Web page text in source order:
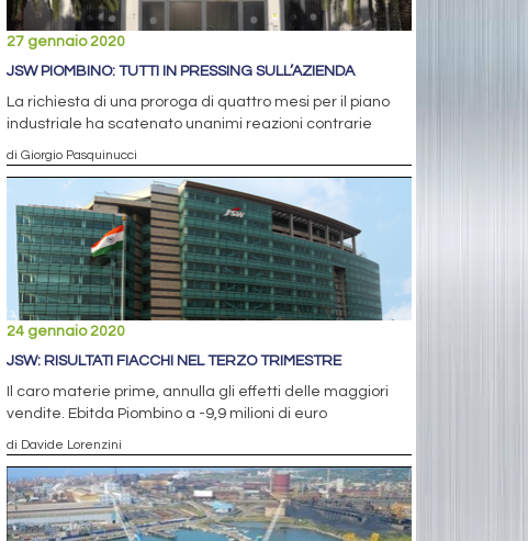
27 gennaio 2020
JSW PIOMBINO: TUTTI IN PRESSING SULL’AZIENDA
La richiesta di una proroga di quattro mesi per il piano
industriale ha scatenato unanimi reazioni contrarie
di Giorgio Pasquinucci
24 gennaio 2020
JSW: RISULTATI FIACCHI NEL TERZO TRIMESTRE
Il caro materie prime, annulla gli effetti delle maggiori
vendite. Ebitda Piombino a -9,9 milioni di euro
di Davide Lorenzini